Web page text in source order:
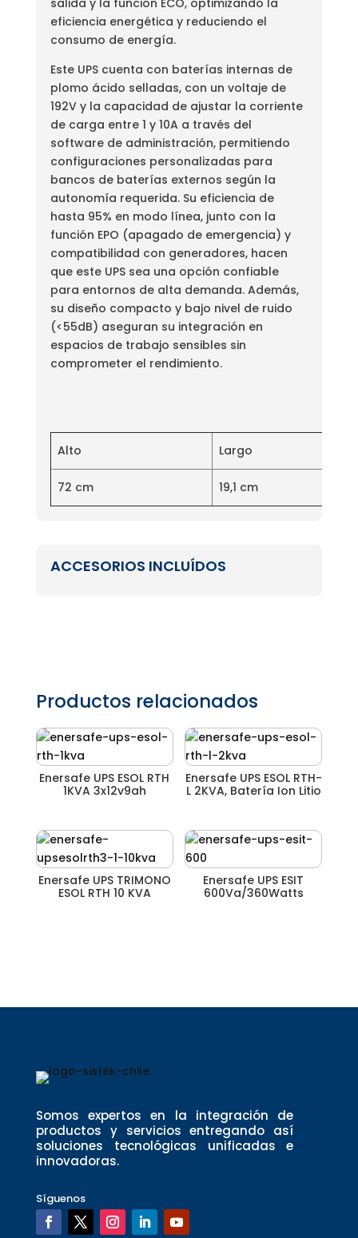
salida y la función ECO, optimizando la
eficiencia energética y reduciendo el
consumo de energía.
Este UPS cuenta con baterías internas de
plomo ácido selladas, con un voltaje de
192V y la capacidad de ajustar la corriente
de carga entre 1 y 10A a través del
software de administración, permitiendo
configuraciones personalizadas para
bancos de baterías externos según la
autonomía requerida. Su eficiencia de
hasta 95% en modo línea, junto con la
función EPO (apagado de emergencia) y
compatibilidad con generadores, hacen
que este UPS sea una opción confiable
para entornos de alta demanda. Además,
su diseño compacto y bajo nivel de ruido
(<55dB) aseguran su integración en
espacios de trabajo sensibles sin
comprometer el rendimiento.
Alto Largo
72 cm 19,1 cm
ACCESORIOS INCLUÍDOS
Productos relacionados
Enersafe UPS ESOL RTH
1KVA 3x12v9ah
Enersafe UPS ESOL RTH-
L 2KVA, Batería Ion Litio
Enersafe UPS TRIMONO
ESOL RTH 10 KVA
Enersafe UPS ESIT
600Va/360Watts
Somos expertos en la integración de
productos y servicios entregando así
soluciones tecnológicas unificadas e
innovadoras.
Síguenos